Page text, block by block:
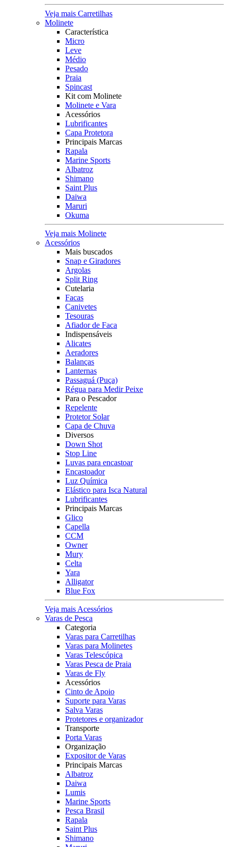
Veja mais Carretilhas
Molinete
Característica
Micro
Leve
Médio
Pesado
Praia
Spincast
Kit com Molinete
Molinete e Vara
Acessórios
Lubrificantes
Capa Protetora
Principais Marcas
Rapala
Marine Sports
Albatroz
Shimano
Saint Plus
Daiwa
Maruri
Okuma
Veja mais Molinete
Acessórios
Mais buscados
Snap e Giradores
Argolas
Split Ring
Cutelaria
Facas
Canivetes
Tesouras
Afiador de Faca
Indispensáveis
Alicates
Aeradores
Balanças
Lanternas
Passaguá (Puça)
Régua para Medir Peixe
Para o Pescador
Repelente
Protetor Solar
Capa de Chuva
Diversos
Down Shot
Stop Line
Luvas para encastoar
Encastoador
Luz Química
Elástico para Isca Natural
Lubrificantes
Principais Marcas
Glico
Capella
CCM
Owner
Mury
Celta
Yara
Alligator
Blue Fox
Veja mais Acessórios
Varas de Pesca
Categoria
Varas para Carretilhas
Varas para Molinetes
Varas Telescópica
Varas Pesca de Praia
Varas de Fly
Acessórios
Cinto de Apoio
Suporte para Varas
Salva Varas
Protetores e organizador
Transporte
Porta Varas
Organização
Expositor de Varas
Principais Marcas
Albatroz
Daiwa
Lumis
Marine Sports
Pesca Brasil
Rapala
Saint Plus
Shimano